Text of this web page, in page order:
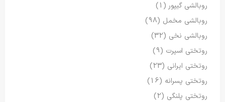
روبالشی گیپور (1)
روبالشی مخمل (98)
روبالشی نخی (32)
روتختی اسپرت (9)
روتختی ایرانی (23)
روتختی پسرانه (16)
روتختی پلنگی (2)